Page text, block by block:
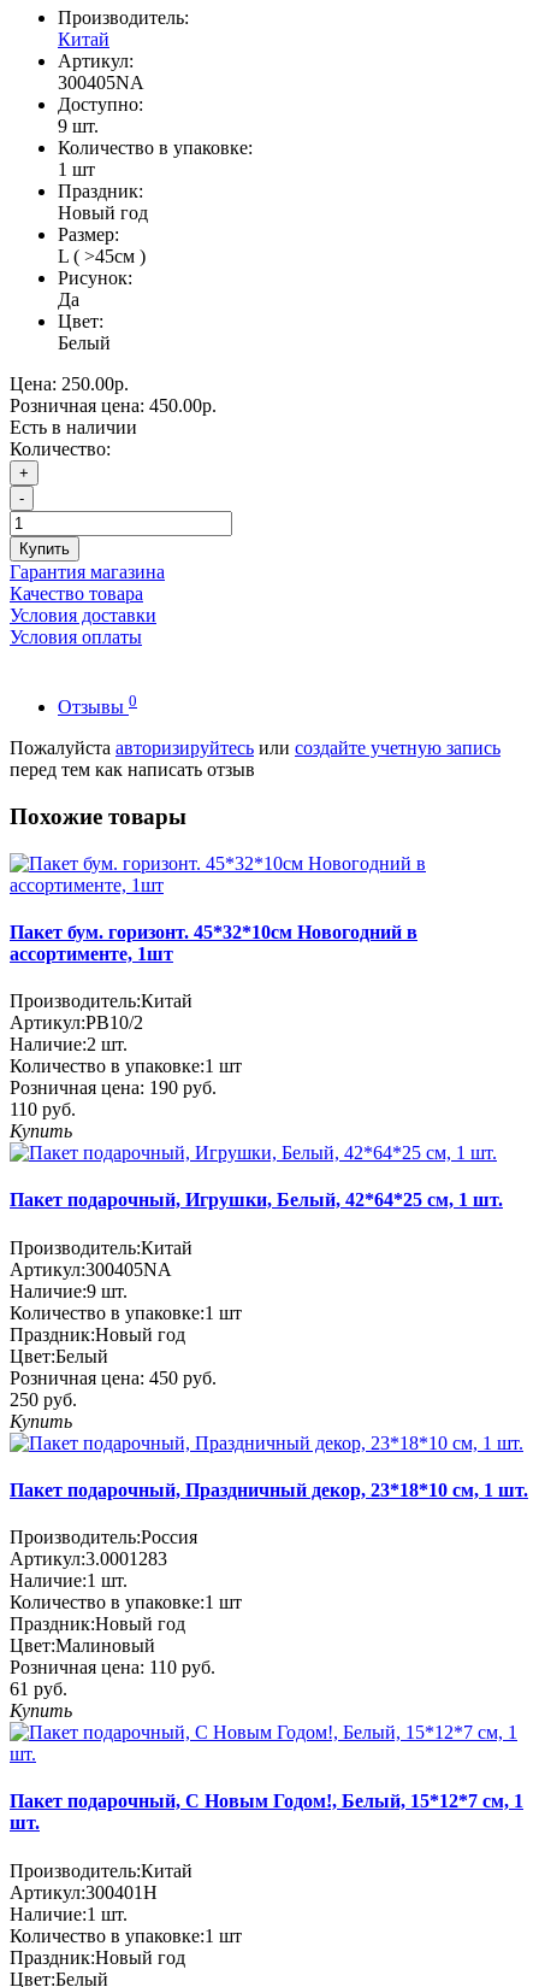
Производитель:
Китай
Артикул:
300405NA
Доступно:
9 шт.
Количество в упаковке:
1 шт
Праздник:
Новый год
Размер:
L ( >45см )
Рисунок:
Да
Цвет:
Белый
Цена: 250.00р.
Розничная цена: 450.00р.
Есть в наличии
Количество:
+
-
Купить
Гарантия магазина
Качество товара
Условия доставки
Условия оплаты
Отзывы 0
Пожалуйста авторизируйтесь или создайте учетную запись
перед тем как написать отзыв
Похожие товары
Пакет бум. горизонт. 45*32*10см Новогодний в
ассортименте, 1шт
Производитель:Китай
Артикул:PB10/2
Наличие:2 шт.
Количество в упаковке:1 шт
Розничная цена: 190 руб.
110 руб.
Купить
Пакет подарочный, Игрушки, Белый, 42*64*25 см, 1 шт.
Производитель:Китай
Артикул:300405NA
Наличие:9 шт.
Количество в упаковке:1 шт
Праздник:Новый год
Цвет:Белый
Розничная цена: 450 руб.
250 руб.
Купить
Пакет подарочный, Праздничный декор, 23*18*10 см, 1 шт.
Производитель:Россия
Артикул:3.0001283
Наличие:1 шт.
Количество в упаковке:1 шт
Праздник:Новый год
Цвет:Малиновый
Розничная цена: 110 руб.
61 руб.
Купить
Пакет подарочный, С Новым Годом!, Белый, 15*12*7 см, 1
шт.
Производитель:Китай
Артикул:300401H
Наличие:1 шт.
Количество в упаковке:1 шт
Праздник:Новый год
Цвет:Белый